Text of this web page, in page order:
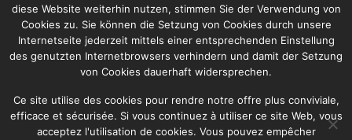
diese Website weiterhin nutzen, stimmen Sie der Verwendung von
Cookies zu. Sie können die Setzung von Cookies durch unsere
Internetseite jederzeit mittels einer entsprechenden Einstellung
des genutzten Internetbrowsers verhindern und damit der Setzung
von Cookies dauerhaft widersprechen.
Ce site utilise des cookies pour rendre notre offre plus conviviale,
efficace et sécurisée. Si vous continuez à utiliser ce site Web, vous
acceptez l'utilisation de cookies. Vous pouvez empêcher